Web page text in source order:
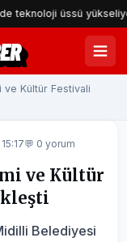
yükseliyor
ve Kültür Festivali
💬 0 yorum
ve Kültür
Belediyesi